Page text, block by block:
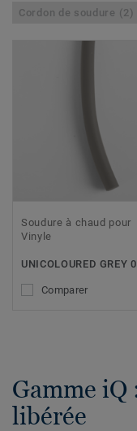
Cordon de soudure (2)
Soudure à chaud pour
Vinyle
UNICOLOURED GREY
Comparer
Gamme iQ
libérée